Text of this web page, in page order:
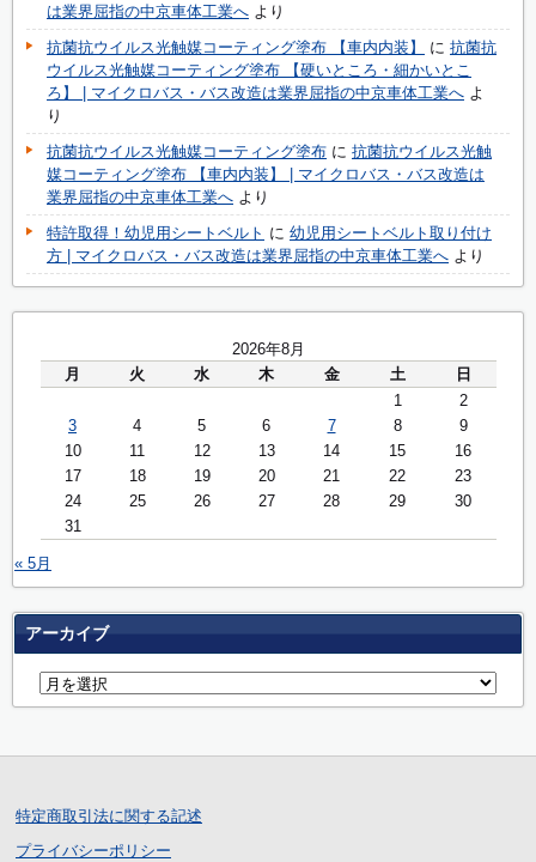
は業界屈指の中京車体工業へ より
抗菌抗ウイルス光触媒コーティング塗布 【車内内装】
に 抗菌抗
ウイルス光触媒コーティング塗布 【硬いところ・細かいとこ
ろ】 | マイクロバス・バス改造は業界屈指の中京車体工業へ よ
り
抗菌抗ウイルス光触媒コーティング塗布 に 抗菌抗ウイルス光触
媒コーティング塗布 【車内内装】 | マイクロバス・バス改造は
業界屈指の中京車体工業へ より
特許取得！幼児用シートベルト に 幼児用シートベルト取り付け
方 | マイクロバス・バス改造は業界屈指の中京車体工業へ より
2026年8月
月
火 水 木 金 土
日
1
2
3
4 5 6 7 8
9
10
11 12 13 14 15
16
17
18 19 20 21 22
23
24
25 26 27 28 29
30
31
« 5月
アーカイブ
特定商取引法に関する記述
プライバシーポリシー